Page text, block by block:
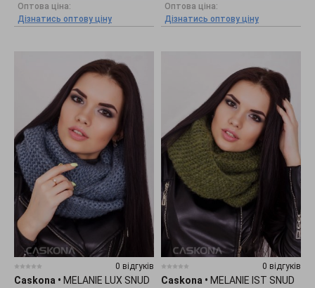
Оптова ціна:
Дізнатись оптову ціну
Оптова ціна:
Дізнатись оптову ціну
0 відгуків
Caskona • MELANIE LUX SNUD
0 відгуків
Caskona • MELANIE IST SNUD